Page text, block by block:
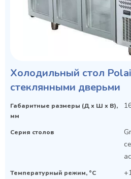
Холодильный стол
стеклянными дверьми
Габаритные размеры (Д х Ш х В),
мм
Серия столов
Температурный режим, °C